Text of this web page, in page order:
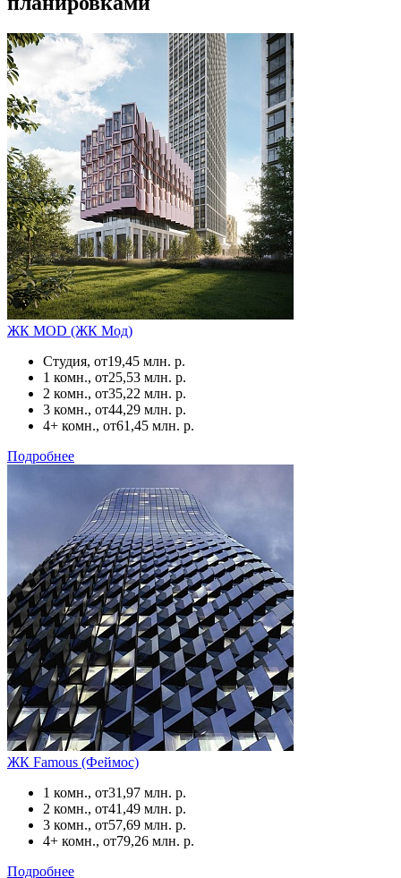
ЖК MOD (ЖК Мод)
Студия, от19,45 млн. р.
1 комн., от25,53 млн. р.
2 комн., от35,22 млн. р.
3 комн., от44,29 млн. р.
4+ комн., от61,45 млн. р.
Подробнее
ЖК Famous (Феймос)
1 комн., от31,97 млн. р.
2 комн., от41,49 млн. р.
3 комн., от57,69 млн. р.
4+ комн., от79,26 млн. р.
Подробнее